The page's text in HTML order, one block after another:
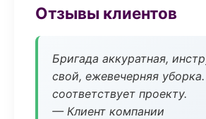
Отзывы клиентов
Бригада аккуратная,
свой, ежевечерняя уборка.
соответствует проекту.
— Клиент компании